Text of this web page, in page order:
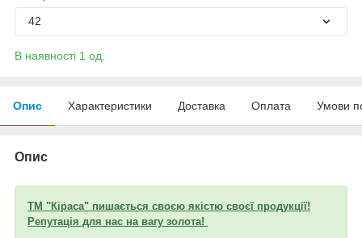
42
В наявності 1 од.
Опис Характеристики Доставка Оплата Умови
Опис
ТМ "Кіраса" пишається своєю якістю своєї продукції!
Репутація для нас на вагу золота!